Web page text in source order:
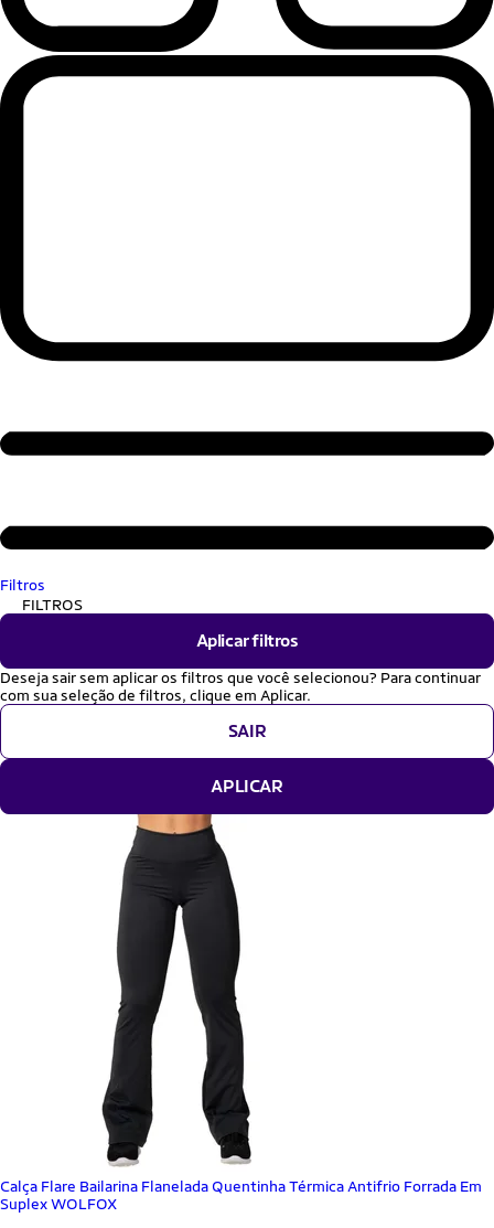
Filtros
FILTROS
Aplicar filtros
Deseja sair sem aplicar os filtros que você selecionou? Para continuar
com sua seleção de filtros, clique em Aplicar.
SAIR
APLICAR
Calça Flare Bailarina Flanelada Quentinha Térmica Antifrio Forrada Em
Suplex WOLFOX